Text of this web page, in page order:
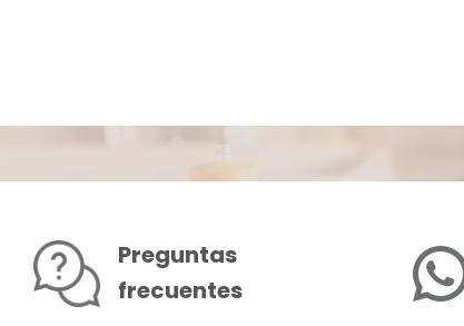
Preguntas
frecuentes